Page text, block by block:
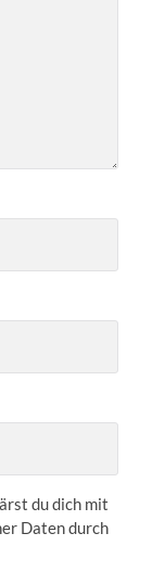
du dich mit
Daten durch